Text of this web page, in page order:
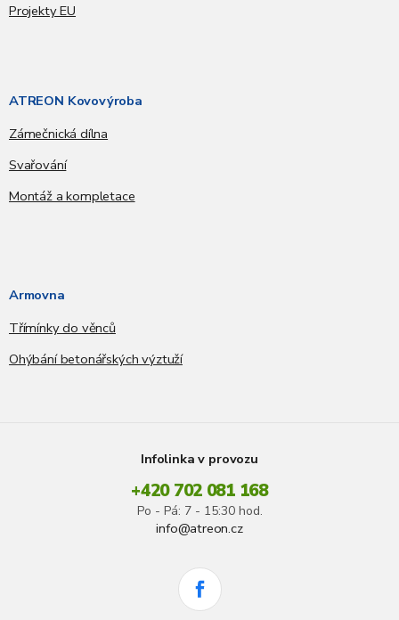
Projekty EU
ATREON Kovovýroba
Zámečnická dílna
Svařování
Montáž a kompletace
Armovna
Třímínky do věnců
Ohýbání betonářských výztuží
Infolinka v provozu
+420 702 081 168
Po - Pá: 7 - 15:30 hod.
info@atreon.cz